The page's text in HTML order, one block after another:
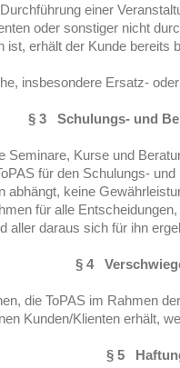
einer
oder sonstiger nicht
ist, erhält der Kunde bereits
insbesondere Ersatz-
§ 3 Schulungs- und
Seminare, Kurse und
für den Schulungs-
abhängt, keine
für alle
aller daraus sich für ihn
§ 4
die ToPAS im Rahmen
Kunden/Klienten erhält,
§ 5